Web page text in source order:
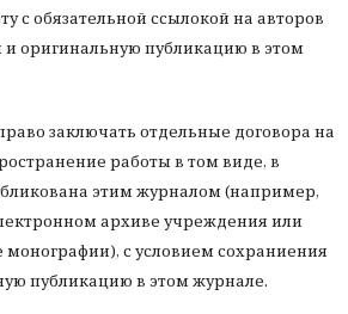
с обязательной ссылокой на авторов
оригинальную публикацию в этом
заключать отдельные договора на
работы в том виде, в
этим журналом (например,
архиве учреждения или
монографии), с условием сохраниения
публикацию в этом журнале.